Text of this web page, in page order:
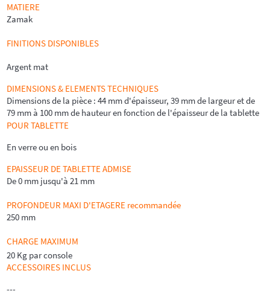
MATIERE
Zamak
FINITIONS DISPONIBLES
Argent mat
DIMENSIONS & ELEMENTS TECHNIQUES
Dimensions de la pièce : 44 mm d'épaisseur, 39 mm de largeur et de
79 mm à 100 mm de hauteur en fonction de l'épaisseur de la tablette
POUR TABLETTE
En verre ou en bois
EPAISSEUR DE TABLETTE ADMISE
De 0 mm jusqu'à 21 mm
PROFONDEUR MAXI D'ETAGERE recommandée
250 mm
CHARGE MAXIMUM
20 Kg par console
ACCESSOIRES INCLUS
---